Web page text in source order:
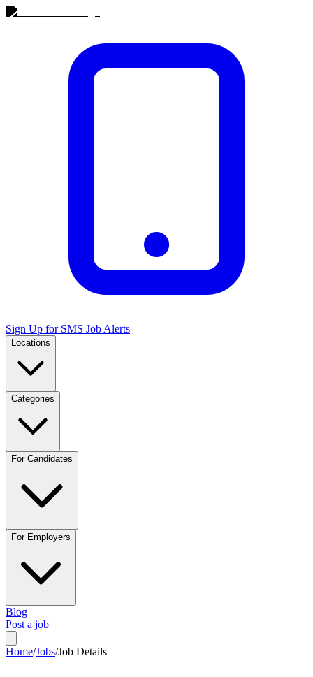
Sign Up for SMS Job Alerts
Locations
Categories
For Candidates
For Employers
Blog
Post a job
Home/Jobs/Job Details